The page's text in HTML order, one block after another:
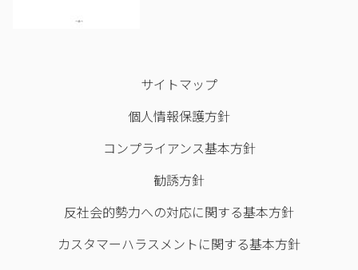
サイトマップ
個人情報保護方針
コンプライアンス基本方針
勧誘方針
反社会的勢力への対応に関する基本方針
カスタマーハラスメントに関する基本方針